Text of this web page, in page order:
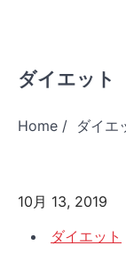
ダイエット
Home ダイエ
10月 13, 2019
ダイエット